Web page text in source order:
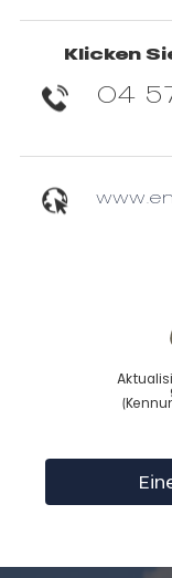
Klicken
04